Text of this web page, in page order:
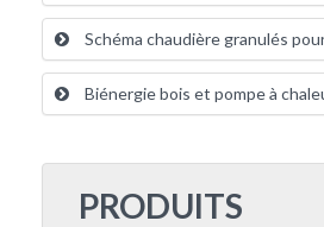
Schéma chaudière granulés
Biénergie bois et pompe à
PRODUITS